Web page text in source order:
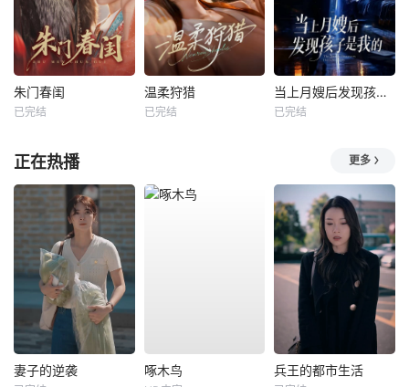
朱门春闺
已完结
温柔狩猎
已完结
当上月嫂后发现孩子是我的
已完结
正在热播 更多
妻子的逆袭 啄木鸟 兵王的都市生活